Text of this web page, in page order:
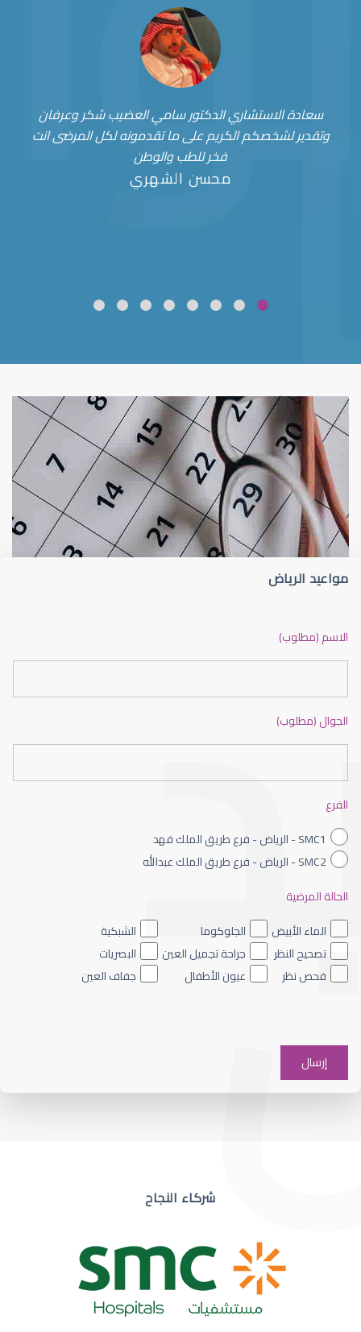
سعادة الاستشاري الدكتور سامي العضيب شكر وعرفان
وتقدير لشخصكم الكريم على ما تقدمونه لكل المرضى انت
فخر للطب والوطن
محسن الشهري
قلوبال لرعاية العين ضعف نظر
ضعف نظر الاطفال
ضعف نظر العين اليسرى
ضعف نظر مفاجئ
مواعيد الرياض
الاسم (مطلوب)
الجوال (مطلوب)
الفرع
SMC1 - الرياض - فرع طريق الملك فهد
SMC2 - الرياض - فرع طريق الملك عبدالله
الحالة المرضية
الماء الأبيض
الجلوكوما
الشبكية
تصحيح النظر
جراحة تجميل العين
البصريات
فحص نظر
عيون الأطفال جفاف العين
شركاء النجاح